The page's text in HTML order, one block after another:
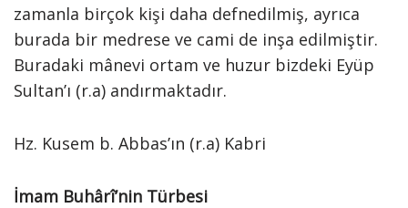
zamanla birçok kişi daha defnedilmiş, ayrıca
burada bir medrese ve cami de inşa edilmiştir.
Buradaki mânevi ortam ve huzur bizdeki Eyüp
Sultan’ı (r.a) andırmaktadır.
Hz. Kusem b. Abbas’ın (r.a) Kabri
İmam Buhârî’nin Türbesi